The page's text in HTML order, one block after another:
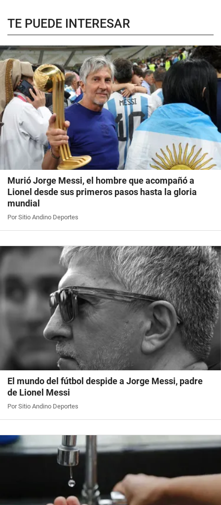
TE PUEDE INTERESAR
Murió Jorge Messi, el hombre que acompañó a
Lionel desde sus primeros pasos hasta la gloria
mundial
Por Sitio Andino Deportes
El mundo del fútbol despide a Jorge Messi, padre
de Lionel Messi
Por Sitio Andino Deportes